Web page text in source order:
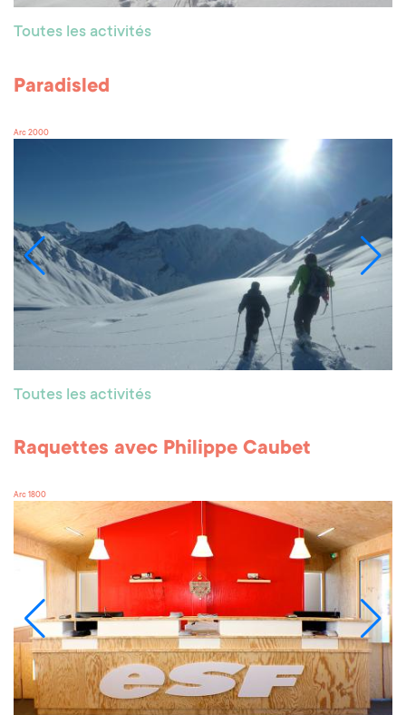
Toutes les activités
Paradisled
Arc 2000
Toutes les activités
Raquettes avec Philippe Caubet
Arc 1800